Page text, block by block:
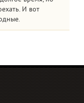
И вот